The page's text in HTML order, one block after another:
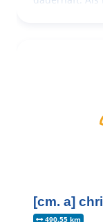
[cm. a]
490.55 km